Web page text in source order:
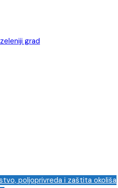
poljoprivreda i zaštita okoliša